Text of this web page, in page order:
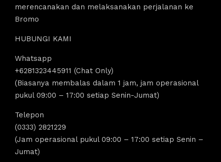
merencanakan dan melaksanakan perjalanan ke
Bromo
HUBUNGI KAMI
Whatsapp
+6281323445911 (Chat Only)
(Biasanya membalas dalam 1 jam, jam operasional
pukul 09:00 – 17:00 setiap Senin-Jumat)
Telepon
(0333) 2821229
(Jam operasional pukul 09:00 – 17:00 setiap Senin –
Jumat)